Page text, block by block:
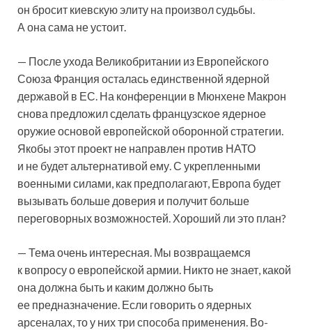
он бросит киевскую элиту на произвол судьбы.
А она сама не устоит.
— После ухода Великобритании из Европейского
Союза Франция осталась единственной ядерной
державой в ЕС. На конференции в Мюнхене Макрон
снова предложил сделать французское ядерное
оружие основой европейской оборонной стратегии.
Якобы этот проект не направлен против НАТО
и не будет альтернативой ему. С укрепленными
военными силами, как предполагают, Европа будет
вызывать больше доверия и получит больше
переговорных возможностей. Хороший ли это план?
— Тема очень интересная. Мы возвращаемся
к вопросу о европейской армии. Никто не знает, какой
она должна быть и каким должно быть
ее предназначение. Если говорить о ядерных
арсеналах, то у них три способа применения. Во-